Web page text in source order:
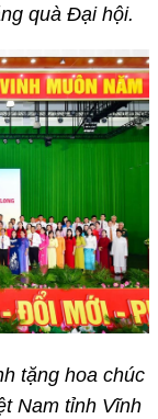
quà Đại hội.
tặng hoa chúc
Nam tỉnh Vĩnh